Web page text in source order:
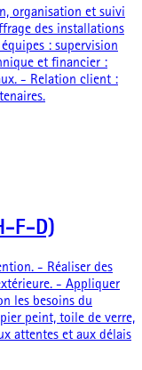
organisation et suivi
des installations
: supervision
et financier :
- Relation client :
F-D)
- Réaliser des
- Appliquer
les besoins du
peint, toile de verre,
attentes et aux délais